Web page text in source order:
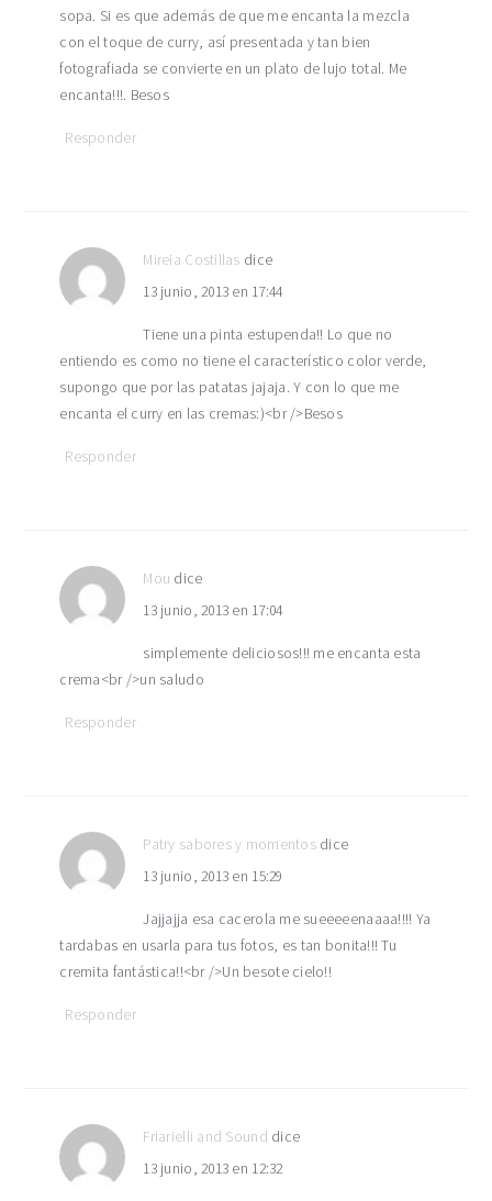
sopa. Si es que además de que me encanta la mezcla
con el toque de curry, así presentada y tan bien
fotografiada se convierte en un plato de lujo total. Me
encanta!!!. Besos
Responder
Mireia Costillas dice
13 junio, 2013 en 17:44
Tiene una pinta estupenda!! Lo que no
entiendo es como no tiene el característico color verde,
supongo que por las patatas jajaja. Y con lo que me
encanta el curry en las cremas:)<br />Besos
Responder
Mou dice
13 junio, 2013 en 17:04
simplemente deliciosos!!! me encanta esta
crema<br />un saludo
Responder
Patry sabores y momentos dice
13 junio, 2013 en 15:29
Jajjajja esa cacerola me sueeeeenaaaa!!!! Ya
tardabas en usarla para tus fotos, es tan bonita!!! Tu
cremita fantástica!!<br />Un besote cielo!!
Responder
Friarielli and Sound dice
13 junio, 2013 en 12:32